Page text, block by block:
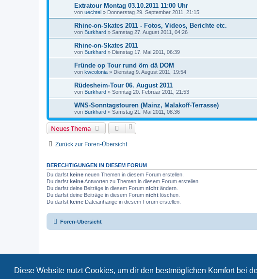
Diese Website nutzt Cookies, um dir den bestmöglichen Komfort bei
Extratour Montag 03.10.2011 11:00 Uhr
von uechtel » Donnerstag 29. September 2011, 21:15
Rhine-on-Skates 2011 - Fotos, Videos, Berichte etc.
von Burkhard » Samstag 27. August 2011, 04:26
Rhine-on-Skates 2011
von Burkhard » Dienstag 17. Mai 2011, 06:39
Fründe op Tour rund öm dä DOM
von kwcolonia » Dienstag 9. August 2011, 19:54
Rüdesheim-Tour 06. August 2011
von Burkhard » Sonntag 20. Februar 2011, 21:53
WNS-Sonntagstouren (Mainz, Malakoff-Terrasse)
von Burkhard » Samstag 21. Mai 2011, 08:36
Neues Thema
Zurück zur Foren-Übersicht
BERECHTIGUNGEN IN DIESEM FORUM
Du darfst keine neuen Themen in diesem Forum erstellen.
Du darfst keineAntworten zu Themen in diesem Forum erstellen.
Du darfst deine Beiträge in diesem Forum nicht ändern.
Du darfst deine Beiträge in diesem Forum nicht löschen.
Du darfst keine Dateianhänge in diesem Forum erstellen.
Foren-Übersicht